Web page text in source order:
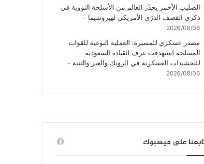
الصليب الأحمر يحذّر العالم من الأسلحة النووية في
ذكرى القصف الذرّي الأمريكي لهيروشيما
2026/08/06
مصدر عسكري للمسيرة: العملية النوعية للقوات
المسلحة استهدفت غرف القيادة السعودية
للتحشيدات العسكرية في الرويك والعبر والثنية
2026/08/06
على فيسبوك